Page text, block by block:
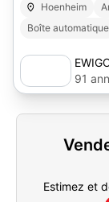
Hoenheim
Boîte automatique
91
Estimez et